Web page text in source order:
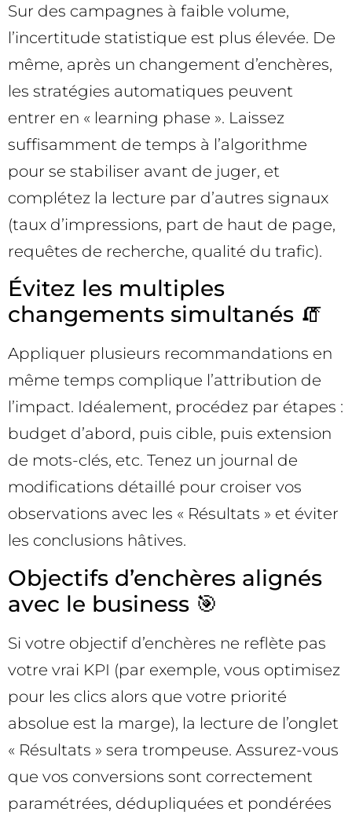
Sur des campagnes à faible volume,
l’incertitude statistique est plus élevée. De
même, après un changement d’enchères,
les stratégies automatiques peuvent
entrer en « learning phase ». Laissez
suffisamment de temps à l’algorithme
pour se stabiliser avant de juger, et
complétez la lecture par d’autres signaux
(taux d’impressions, part de haut de page,
requêtes de recherche, qualité du trafic).
Évitez les multiples
changements simultanés 🧯
Appliquer plusieurs recommandations en
même temps complique l’attribution de
l’impact. Idéalement, procédez par étapes :
budget d’abord, puis cible, puis extension
de mots-clés, etc. Tenez un journal de
modifications détaillé pour croiser vos
observations avec les « Résultats » et éviter
les conclusions hâtives.
Objectifs d’enchères alignés
avec le business 🎯
Si votre objectif d’enchères ne reflète pas
votre vrai KPI (par exemple, vous optimisez
pour les clics alors que votre priorité
absolue est la marge), la lecture de l’onglet
« Résultats » sera trompeuse. Assurez-vous
que vos conversions sont correctement
paramétrées, dédupliquées et pondérées